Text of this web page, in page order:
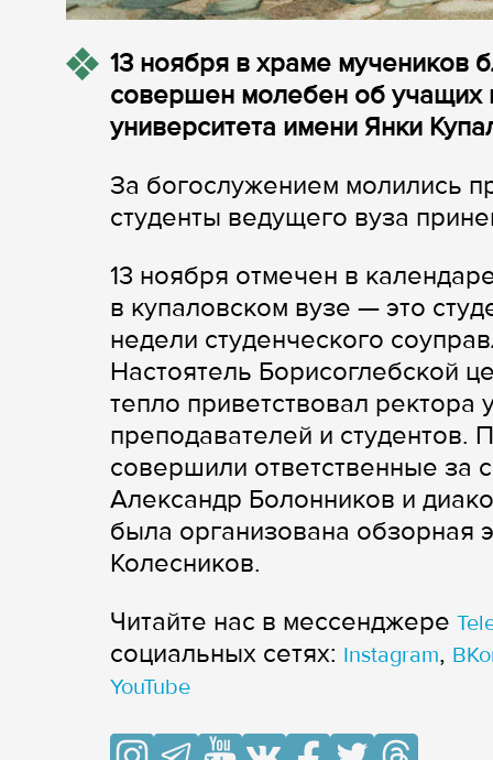
13 ноября в храме мучеников
совершен молебен об учащих
университета имени Янки
За богослужением молились
студенты ведущего вуза
13 ноября отмечен в
в купаловском вузе — это
недели студенческого
Настоятель Борисоглебской
тепло приветствовал
преподавателей и
совершили ответственные за
Александр Болонников и
была организована обзорная
Колесников.
Читайте нас в мессенджере
cоциальных сетях: Instagram,
YouTube